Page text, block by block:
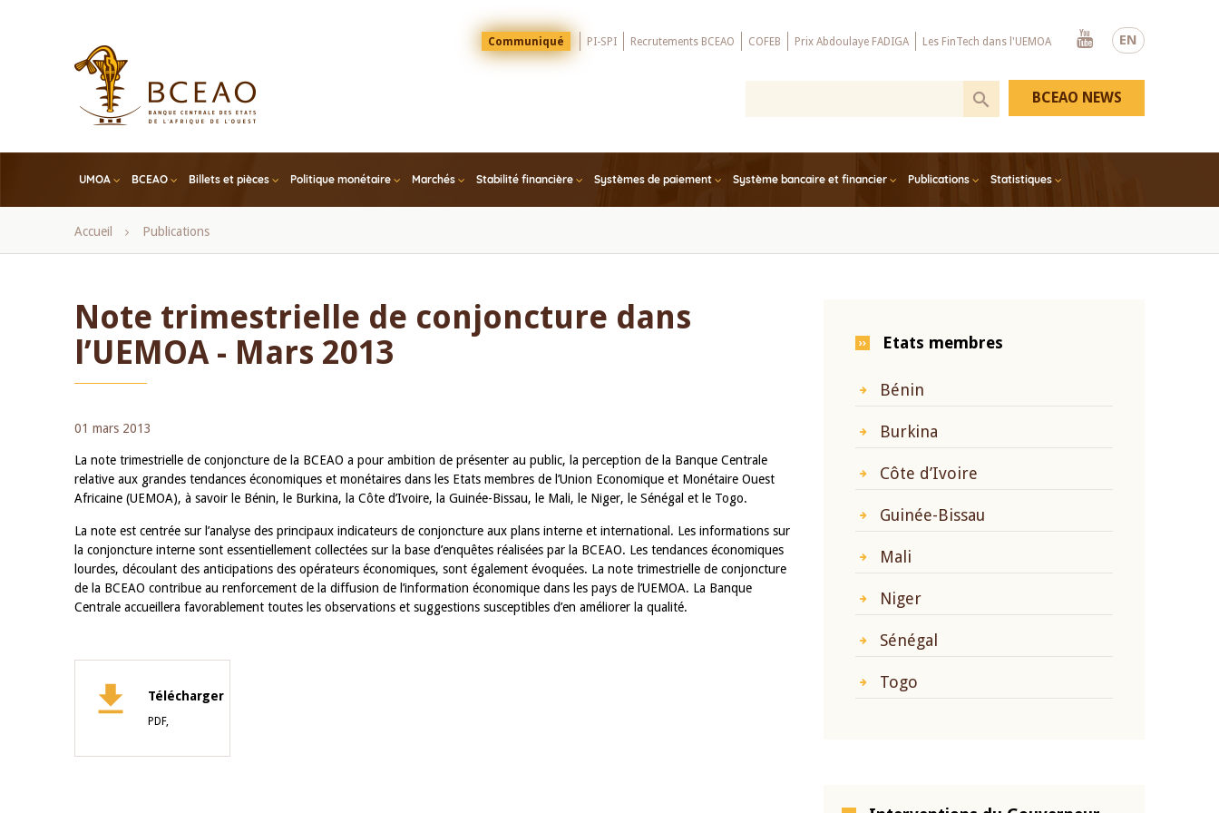
EN
Menu
Top
Communiqué PI-SPI Recrutements BCEAO COFEB Prix Abdoulaye FADIGA Les FinTech dans l'UEMOA
Youtube
UMOA BCEAO Billets et pièces Politique monétaire Marchés Stabilité financière Systèmes de paiement Système bancaire et financier Publications Statistiques
BCEAO NEWS
Fil
Accueil Publications
Note trimestrielle de conjoncture dans
l’UEMOA - Mars 2013
01 mars 2013
La note trimestrielle de conjoncture de la BCEAO a pour ambition de présenter au public, la perception de la Banque Centrale
relative aux grandes tendances économiques et monétaires dans les Etats membres de l’Union Economique et Monétaire Ouest
Africaine (UEMOA), à savoir le Bénin, le Burkina, la Côte d’Ivoire, la Guinée-Bissau, le Mali, le Niger, le Sénégal et le Togo.
La note est centrée sur l’analyse des principaux indicateurs de conjoncture aux plans interne et international. Les informations sur
la conjoncture interne sont essentiellement collectées sur la base d’enquêtes réalisées par la BCEAO. Les tendances économiques
lourdes, découlant des anticipations des opérateurs économiques, sont également évoquées. La note trimestrielle de conjoncture
de la BCEAO contribue au renforcement de la diffusion de l’information économique dans les pays de l’UEMOA. La Banque
Centrale accueillera favorablement toutes les observations et suggestions susceptibles d’en améliorer la qualité.
Télécharger
PDF,
Etats membres
Bénin
Burkina
Côte d’Ivoire
Guinée-Bissau
Mali
Niger
Sénégal
Togo